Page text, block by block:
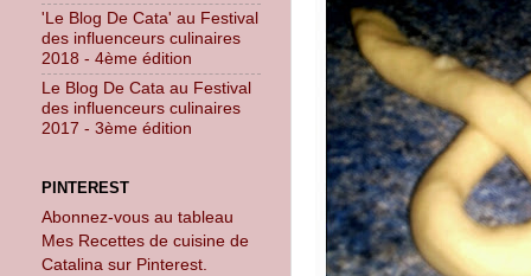
'Le Blog De Cata' au Festival
des influenceurs culinaires
2018 - 4ème édition
Le Blog De Cata au Festival
des influenceurs culinaires
2017 - 3ème édition
PINTEREST
Abonnez-vous au tableau
Mes Recettes de cuisine de
Catalina sur Pinterest.